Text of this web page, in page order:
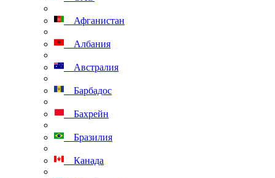
Афганистан
Албания
Австралия
Барбадос
Бахрейн
Бразилия
Канада